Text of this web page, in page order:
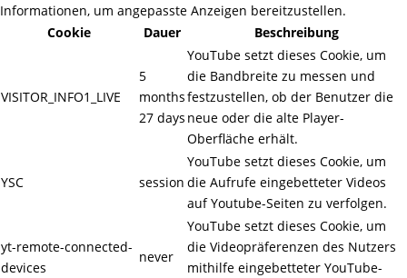
Informationen, um angepasste Anzeigen bereitzustellen.
Cookie
Dauer Beschreibung
VISITOR_INFO1_LIVE
5
months
27 days
YouTube setzt dieses Cookie, um
die Bandbreite zu messen und
festzustellen, ob der Benutzer die
neue oder die alte Player-
Oberfläche erhält.
YSC session
YouTube setzt dieses Cookie, um
die Aufrufe eingebetteter Videos
auf Youtube-Seiten zu verfolgen.
yt-remote-connected-
devices
never
YouTube setzt dieses Cookie, um
die Videopräferenzen des Nutzers
mithilfe eingebetteter YouTube-